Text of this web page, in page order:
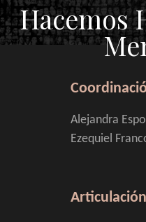
Hacemos
Alejandra
Ezequiel